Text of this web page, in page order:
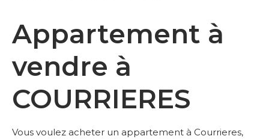
Appartement à
vendre à
COURRIERES
Vous voulez acheter un appartement à Courrieres,